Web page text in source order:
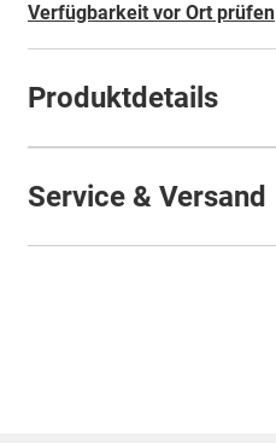
Verfügbarkeit vor Ort prüfen
Produktdetails
Service & Versand